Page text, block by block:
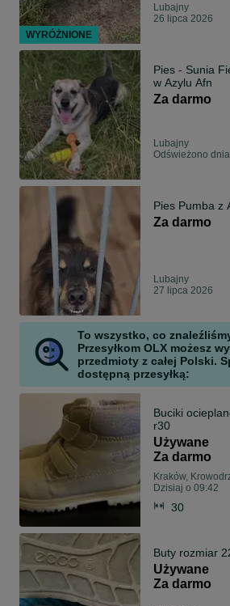
Lubajny
26 lipca 2026
Pies - Sunia Fiesta czeka
w Azylu Afn
Za darmo
Lubajny
Odświeżono
Pies Pumba z
Za darmo
Lubajny
27 lipca 2026
WYRÓŻNIONE
To wszystko, co
Przesyłkom OLX możesz
przedmioty z całej Polski.
dostępną przesyłką:
Buciki
r30
Używane
Za darmo
Kraków,
Dzisiaj o 09:42
30
Buty rozmiar
Używane
Za darmo